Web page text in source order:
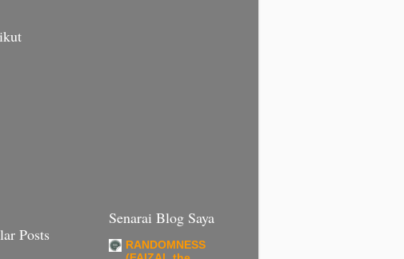
Posts
Senarai Blog Saya
RANDOMNESS